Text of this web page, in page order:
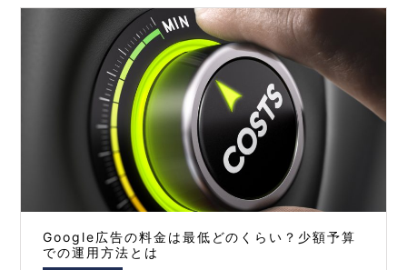
Google広告の料金は最低どのくらい？少額予算
での運用方法とは